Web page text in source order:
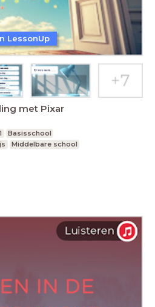
met Pixar
Basisschool
Middelbare school
LessonUp